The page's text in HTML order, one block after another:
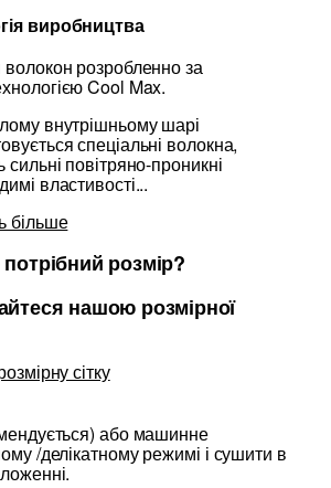
виробництва
волокон розробленно за
Cool Max.
внутрішньому шарі
спеціальні волокна,
сильні повітряно-проникні
властивості...
більше
розмір?
нашою розмірної
сітку
або машинне
/делікатному режимі і сушити в